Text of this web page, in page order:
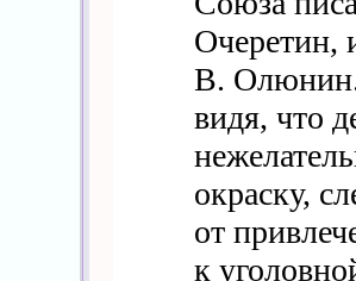
Очеретин,
В. Олюнин.
видя, что
окраску,
от
к